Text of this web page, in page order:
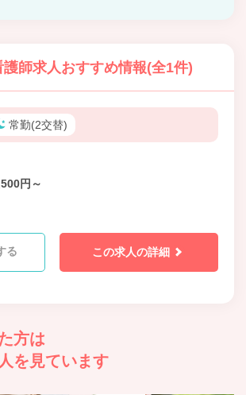
師求人おすすめ情報(全1件)
常勤(2交替)
円～
る この求人の詳細
方は
を見ています